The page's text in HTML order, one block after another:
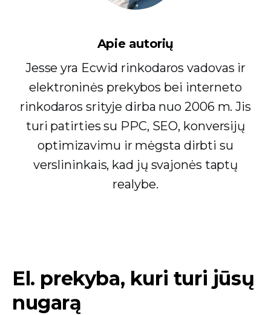
Apie autorių
Jesse yra Ecwid rinkodaros vadovas ir
elektroninės prekybos bei interneto
rinkodaros srityje dirba nuo 2006 m. Jis
turi patirties su PPC, SEO, konversijų
optimizavimu ir mėgsta dirbti su
verslininkais, kad jų svajonės taptų
realybe.
El. prekyba, kuri turi jūsų
nugarą